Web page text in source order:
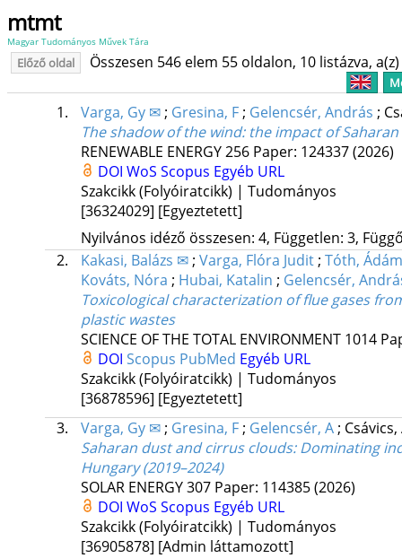
mtmt
Magyar Tudományos Művek Tára
Előző oldal Összesen 546 elem 55 oldalon, 10 listázva,
1. Varga, Gy ✉; Gresina, F; Gelencsér, András ;
The shadow of the wind: the impact of
RENEWABLE ENERGY256 Paper: 124337(2026)
DOI WoS Scopus Egyéb URL
Szakcikk (Folyóiratcikk) | Tudományos
[36324029] [Egyeztetett]
Nyilvános idéző összesen: 4, Független: 3,
2.
Kakasi, Balázs ✉; Varga, Flóra Judit; Tóth, Ádám
Kováts, Nóra ; Hubai, Katalin ; Gelencsér,
Toxicological characterization of flue gases
plastic wastes
SCIENCE OF THE TOTAL ENVIRONMENT 1014
DOI Scopus PubMed Egyéb URL
Szakcikk (Folyóiratcikk) | Tudományos
[36878596] [Egyeztetett]
3.
Varga, Gy ✉; Gresina, F; Gelencsér, A;
Saharan dust and cirrus clouds: Dominating
Hungary (2019–2024)
SOLAR ENERGY307 Paper: 114385(2026)
DOI WoS Scopus Egyéb URL
Szakcikk (Folyóiratcikk) | Tudományos
[36905878] [Admin láttamozott]